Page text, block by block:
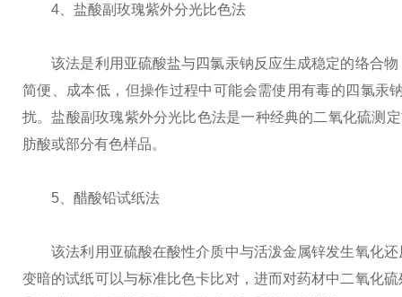
4、盐酸副玫瑰紫外分光比色法
该法是利用亚硫酸盐与四氯汞钠反应生成稳定的络合物
简便、成本低，但操作过程中可能会需使用有毒的四氯汞
扰。盐酸副玫瑰紫外分光比色法是一种经典的二氧化硫测
肪酸或部分有色样品。
5、醋酸铅试纸法
该法利用亚硫酸在酸性介质中与活泼金属锌发生氧化还
变暗的试纸可以与标准比色卡比对，进而对药材中二氧化